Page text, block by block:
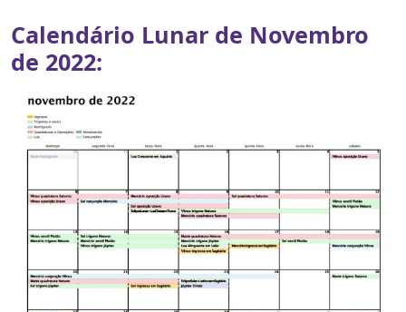
Calendário Lunar de Novembro
de 2022: